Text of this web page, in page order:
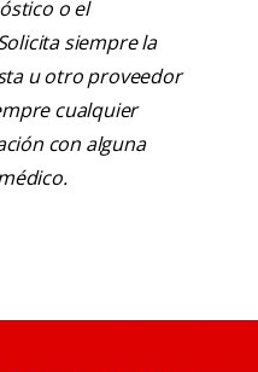
o el
siempre la
u otro proveedor
cualquier
con alguna